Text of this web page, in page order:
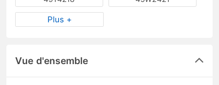
Plus +
Vue d'ensemble